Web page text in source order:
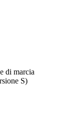
di marcia
S)